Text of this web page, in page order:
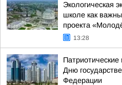
Экологическая
школе как
проекта
13:28
Дню
Федерации